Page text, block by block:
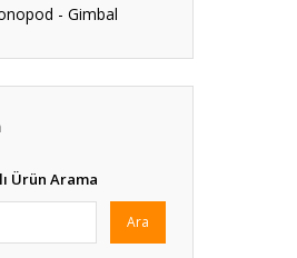
- Gimbal
Ürün Arama
Ara